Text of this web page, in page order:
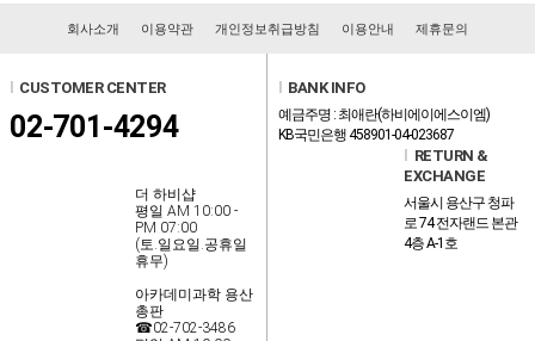
회사소개 이용약관 개인정보취급방침 이용안내 제휴문의
l CUSTOMER CENTER
02-701-4294
더 하비샵
평일 AM 10:00 -
PM 07:00
(토.일요일.공휴일
휴무)
아카데미과학 용산
총판
☎02-702-3486
l BANK INFO
예금주명 : 최애란(하비에이에스이엠)
KB국민은행 458901-04-023687
l RETURN &
EXCHANGE
서울시 용산구 청파
로 74 전자랜드 본관
4층 A-1호